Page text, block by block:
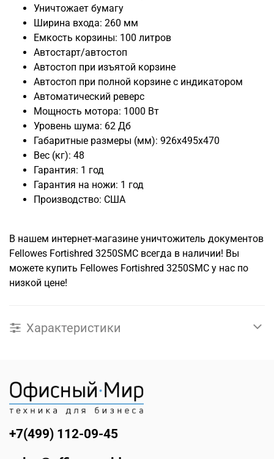
Уничтожает бумагу
Ширина входа: 260 мм
Емкость корзины: 100 литров
Автостарт/автостоп
Автостоп при изъятой корзине
Автостоп при полной корзине с индикатором
Автоматический реверс
Мощность мотора: 1000 Вт
Уровень шума: 62 Дб
Габаритные размеры (мм): 926x495x470
Вес (кг): 48
Гарантия: 1 год
Гарантия на ножи: 1 год
Производство: США
В нашем интернет-магазине уничтожитель документов
Fellowes Fortishred 3250SMC всегда в наличии! Вы
можете купить Fellowes Fortishred 3250SMC у нас по
низкой цене!
Характеристики
+7(499) 112-09-45